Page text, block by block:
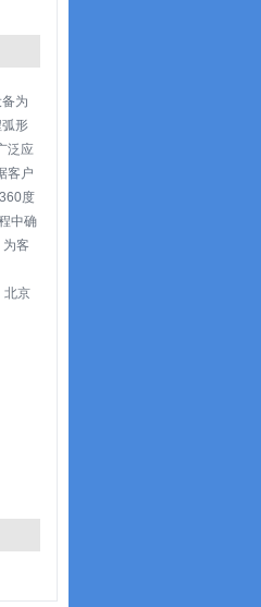
为
形
泛应
客户
度
中确
客
北京